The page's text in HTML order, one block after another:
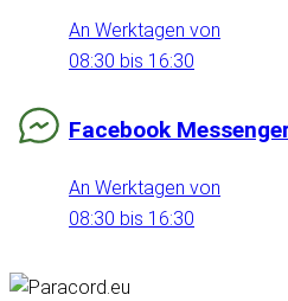
An Werktagen von
08:30 bis 16:30
Facebook
An Werktagen von
08:30 bis 16:30